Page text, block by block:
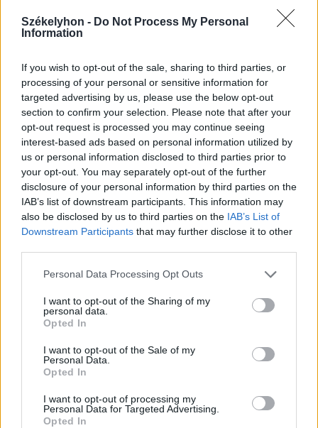
Székelyhon - Do Not Process My Personal
Information
If you wish to opt-out of the sale, sharing to third parties, or
processing of your personal or sensitive information for
targeted advertising by us, please use the below opt-out
section to confirm your selection. Please note that after your
opt-out request is processed you may continue seeing
interest-based ads based on personal information utilized by
us or personal information disclosed to third parties prior to
your opt-out. You may separately opt-out of the further
disclosure of your personal information by third parties on the
IAB’s list of downstream participants. This information may
also be disclosed by us to third parties on the IAB’s List of
Downstream Participants that may further disclose it to other
Personal Data Processing Opt Outs
I want to opt-out of the Sharing of my
personal data.
Opted In
I want to opt-out of the Sale of my
Personal Data.
Opted In
I want to opt-out of processing my
Personal Data for Targeted Advertising.
Opted In
2026. augusztus 09., vasárnap
Három férfit vettek őrizetbe a
megtámadott mentőautó ügyében
2026. augusztus 09., vasárnap